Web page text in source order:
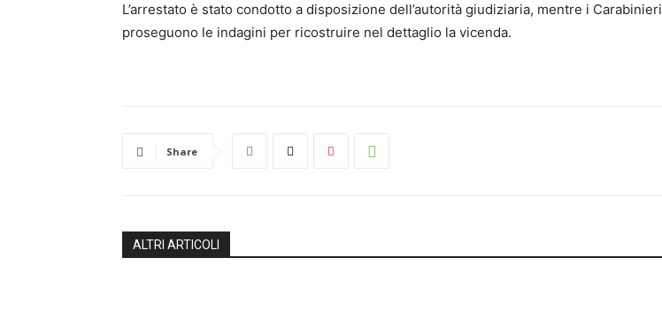
L’arrestato è stato condotto a disposizione dell’autorità giudiziaria, mentre i Carabinieri
proseguono le indagini per ricostruire nel dettaglio la vicenda.
Share
ALTRI ARTICOLI